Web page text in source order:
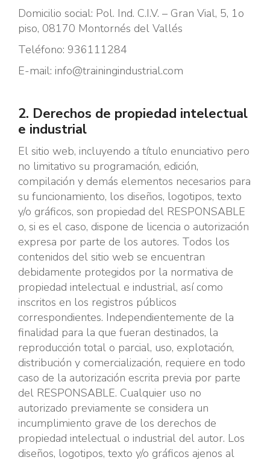
Domicilio social: Pol. Ind. C.I.V. – Gran Vial, 5, 1o
piso, 08170 Montornés del Vallés
Teléfono: 936111284
E-mail: info@trainingindustrial.com
2. Derechos de propiedad intelectual
e industrial
El sitio web, incluyendo a título enunciativo pero
no limitativo su programación, edición,
compilación y demás elementos necesarios para
su funcionamiento, los diseños, logotipos, texto
y/o gráficos, son propiedad del RESPONSABLE
o, si es el caso, dispone de licencia o autorización
expresa por parte de los autores. Todos los
contenidos del sitio web se encuentran
debidamente protegidos por la normativa de
propiedad intelectual e industrial, así como
inscritos en los registros públicos
correspondientes. Independientemente de la
finalidad para la que fueran destinados, la
reproducción total o parcial, uso, explotación,
distribución y comercialización, requiere en todo
caso de la autorización escrita previa por parte
del RESPONSABLE. Cualquier uso no
autorizado previamente se considera un
incumplimiento grave de los derechos de
propiedad intelectual o industrial del autor. Los
diseños, logotipos, texto y/o gráficos ajenos al